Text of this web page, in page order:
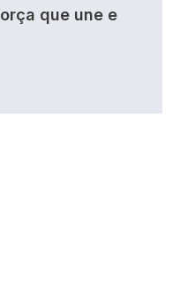
que une e